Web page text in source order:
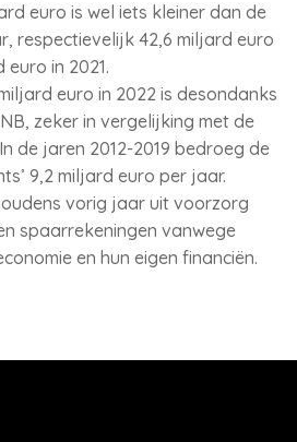
euro is wel iets kleiner dan de
respectievelijk 42,6 miljard euro
euro in 2021.
euro in 2022 is desondanks
zeker in vergelijking met de
de jaren 2012-2019 bedroeg de
9,2 miljard euro per jaar.
vorig jaar uit voorzorg
spaarrekeningen vanwege
en hun eigen financiën.